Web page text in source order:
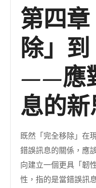
第四
除」到
——應
息的
既然「完全移除」在
錯誤訊息的關係，應
向建立一個更具「韌
性，指的是當錯誤訊